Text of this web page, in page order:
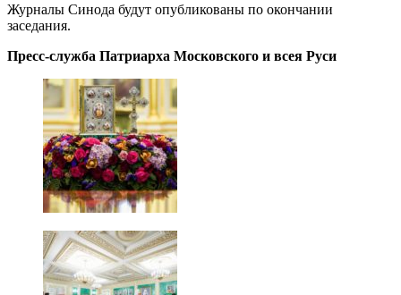
Журналы Синода будут опубликованы по окончании
заседания.
Пресс-служба Патриарха Московского и всея Руси